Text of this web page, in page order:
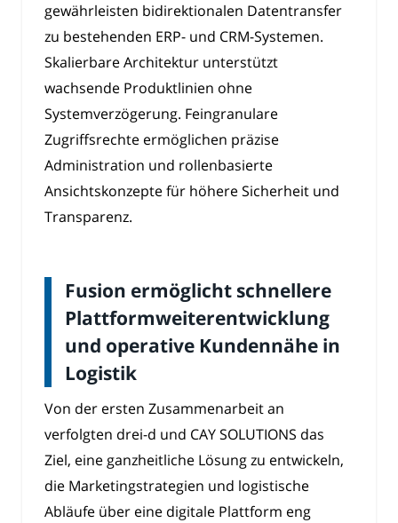
gewährleisten bidirektionalen Datentransfer
zu bestehenden ERP- und CRM-Systemen.
Skalierbare Architektur unterstützt
wachsende Produktlinien ohne
Systemverzögerung. Feingranulare
Zugriffsrechte ermöglichen präzise
Administration und rollenbasierte
Ansichtskonzepte für höhere Sicherheit und
Transparenz.
Fusion ermöglicht schnellere
Plattformweiterentwicklung
und operative Kundennähe in
Logistik
Von der ersten Zusammenarbeit an
verfolgten drei-d und CAY SOLUTIONS das
Ziel, eine ganzheitliche Lösung zu entwickeln,
die Marketingstrategien und logistische
Abläufe über eine digitale Plattform eng